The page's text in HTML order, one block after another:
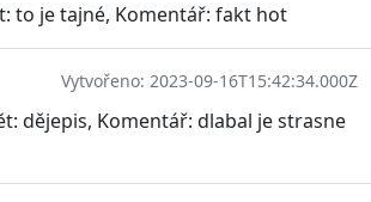
to je tajné, Komentář: fakt hot
Vytvořeno: 2023-09-16T15:42:34.000Z
dějepis, Komentář: dlabal je strasne